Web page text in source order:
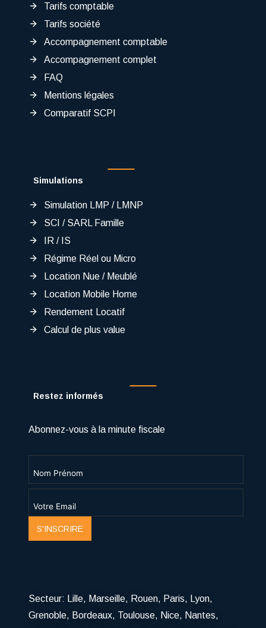
Tarifs comptable
Tarifs société
Accompagnement comptable
Accompagnement complet
FAQ
Mentions légales
Comparatif SCPI
Simulations
Simulation LMP / LMNP
SCI / SARL Famille
IR / IS
Régime Réel ou Micro
Location Nue / Meublé
Location Mobile Home
Rendement Locatif
Calcul de plus value
Restez informés
Abonnez-vous à la minute fiscale
S'INSCRIRE
Secteur: Lille, Marseille, Rouen, Paris, Lyon,
Grenoble, Bordeaux, Toulouse, Nice, Nantes,